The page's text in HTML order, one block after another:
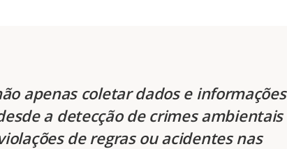
apenas coletar dados e informações
a detecção de crimes ambientais
de regras ou acidentes nas